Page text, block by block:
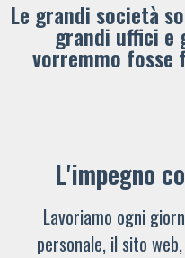
Le grandi società
grandi uffici e
vorremmo
L'impegno
Lavoriamo ogni
personale, il sito